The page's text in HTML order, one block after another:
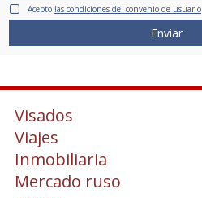
Acepto las condiciones del convenio de usuario
Enviar
Visados
Viajes
Inmobiliaria
Mercado ruso